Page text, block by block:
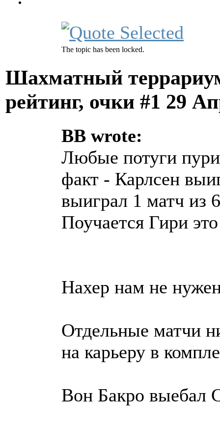
The topic has been locked.
Шахматный
рейтинг, очки #1 29
BB wrote:
Любые потуги
факт - Карлсен
выиграл 1 матч из
Поучается Гири
Нахер нам не
Отдельные матчи
на карьеру в
Вон Бакро выебал